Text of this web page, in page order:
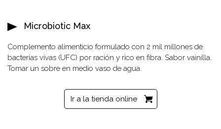
Microbiotic Max
Complemento alimenticio formulado con 2 mil millones de
bacterias vivas (UFC) por ración y rico en fibra. Sabor vainilla.
Tomar un sobre en medio vaso de agua.
Ir a la tienda online